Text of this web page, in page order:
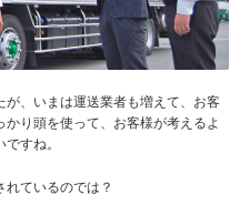
、いまは運送業者も増えて、お客
り頭を使って、お客様が考えるよ
すね。
ているのでは？